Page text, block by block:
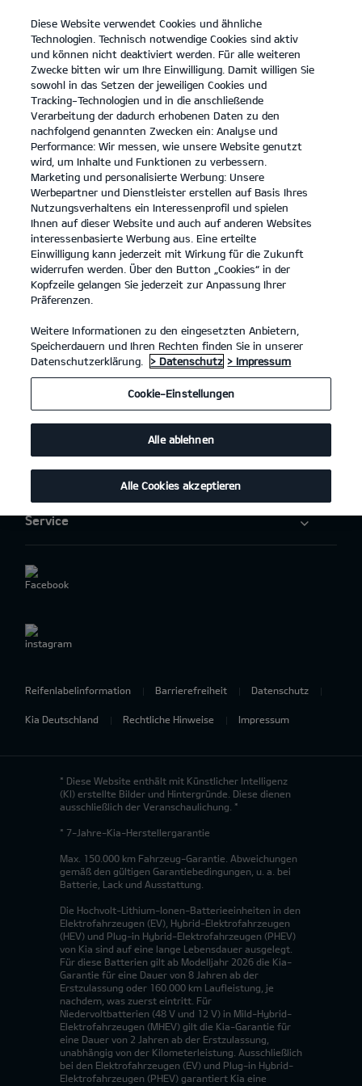
open
menu
KONTAKT
PROBEFAHRT
Modelle
Business
Angebote
Aktuelles
Über uns
Service
Reifenlabelinformation Barrierefreiheit Datenschutz
Kia Deutschland Rechtliche Hinweise Impressum
* Diese Website enthält mit Künstlicher Intelligenz
(KI) erstellte Bilder und Hintergründe. Diese dienen
ausschließlich der Veranschaulichung. *
* 7-Jahre-Kia-Herstellergarantie
Max. 150.000 km Fahrzeug-Garantie. Abweichungen
gemäß den gültigen Garantiebedingungen, u. a. bei
Batterie, Lack und Ausstattung.
Die Hochvolt-Lithium-Ionen-Batterieeinheiten in den
Elektrofahrzeugen (EV), Hybrid-Elektrofahrzeugen
(HEV) und Plug-in Hybrid-Elektrofahrzeugen (PHEV)
von Kia sind auf eine lange Lebensdauer ausgelegt.
Für diese Batterien gilt ab Modelljahr 2026 die Kia-
Garantie für eine Dauer von 8 Jahren ab der
Erstzulassung oder 160.000 km Laufleistung, je
nachdem, was zuerst eintritt. Für
Niedervoltbatterien (48 V und 12 V) in Mild-Hybrid-
Elektrofahrzeugen (MHEV) gilt die Kia-Garantie für
eine Dauer von 2 Jahren ab der Erstzulassung,
unabhängig von der Kilometerleistung. Ausschließlich
bei den Elektrofahrzeugen (EV) und Plug-in Hybrid-
Elektrofahrzeugen (PHEV) garantiert Kia eine
Diese Website verwendet Cookies und ähnliche
Technologien. Technisch notwendige Cookies sind aktiv
und können nicht deaktiviert werden. Für alle weiteren
Zwecke bitten wir um Ihre Einwilligung. Damit willigen Sie
sowohl in das Setzen der jeweiligen Cookies und
Tracking-Technologien und in die anschließende
Verarbeitung der dadurch erhobenen Daten zu den
nachfolgend genannten Zwecken ein: Analyse und
Performance: Wir messen, wie unsere Website genutzt
wird, um Inhalte und Funktionen zu verbessern.
Marketing und personalisierte Werbung: Unsere
Werbepartner und Dienstleister erstellen auf Basis Ihres
Nutzungsverhaltens ein Interessenprofil und spielen
Ihnen auf dieser Website und auch auf anderen Websites
interessenbasierte Werbung aus. Eine erteilte
Einwilligung kann jederzeit mit Wirkung für die Zukunft
widerrufen werden. Über den Button „Cookies“ in der
Kopfzeile gelangen Sie jederzeit zur Anpassung Ihrer
Präferenzen.
Weitere Informationen zu den eingesetzten Anbietern,
Speicherdauern und Ihren Rechten finden Sie in unserer
Datenschutzerklärung.
> Datenschutz > Impressum
Cookie-Einstellungen
Alle ablehnen
Alle Cookies akzeptieren